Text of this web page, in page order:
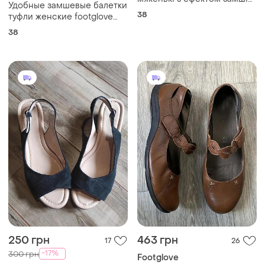
Удобные замшевые балетки
туфли женские footglove
38p
38
туфлі човники 38 розмір
38
250 грн 17
300 грн -17%
463 грн 26
Footglove